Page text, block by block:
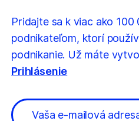
Pridajte sa k viac ako
podnikateľom, ktorí
podnikanie. Už máte
Prihlásenie